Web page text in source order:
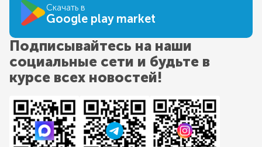
Скачать в
Google play market
Подписывайтесь на наши
социальные сети и будьте в
курсе всех новостей!